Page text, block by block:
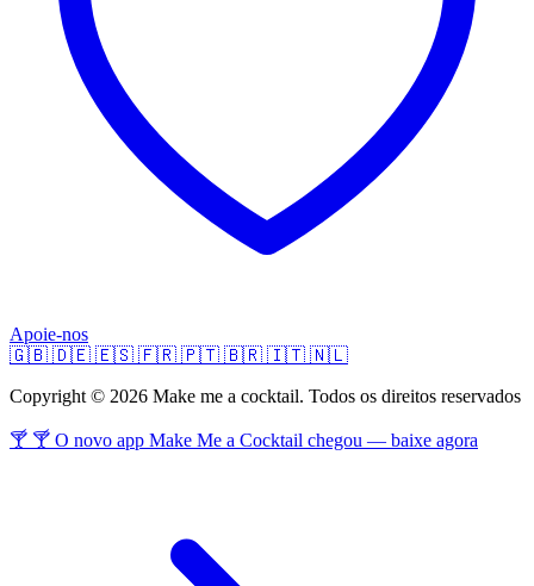
Apoie-nos
🇬🇧 🇩🇪 🇪🇸 🇫🇷 🇵🇹 🇧🇷 🇮🇹 🇳🇱
Copyright © 2026 Make me a cocktail. Todos os direitos reservados
🍸 🍸 O novo app Make Me a Cocktail chegou — baixe agora